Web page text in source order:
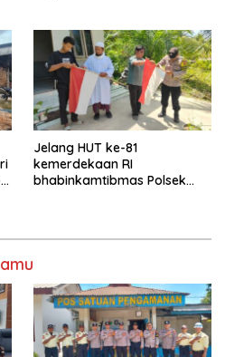
Jelang HUT ke-81
kemerdekaan RI
bhabinkamtibmas Polsek